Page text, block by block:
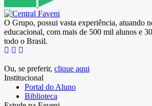
O Grupo, possui vasta experiência, atuando
educacional, com mais de 500 mil alunos e
todo o Brasil.
Ou, se preferir, clique aqui
Institucional
Portal do Aluno
Biblioteca